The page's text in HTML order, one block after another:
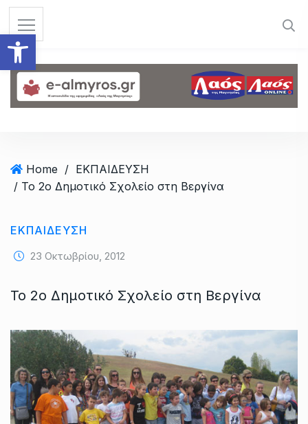
Ανοίξτε τη γραμμή
Home / ΕΚΠΑΙΔΕΥΣΗ
/ Το 2ο Δημοτικό Σχολείο στη Βεργίνα
ΕΚΠΑΙΔΕΥΣΗ
23 Οκτωβρίου, 2012
Το 2ο Δημοτικό Σχολείο στη Βεργίνα